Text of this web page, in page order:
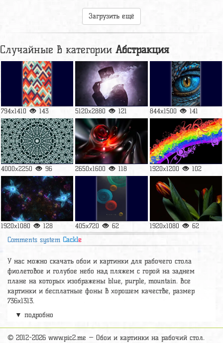
3840x2160 1170x2532 736x1840
1080x2340 Абстракция 2880x1800 Абстракция
Загрузить ещё
Случайные в категорииАбстракция
794x1410 143 5120x2880 121 844x1500 141
4000x2250 96 2650x1600 118 1920x1200 102